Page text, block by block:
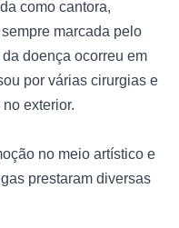
como cantora,
marcada pelo
doença ocorreu em
por várias cirurgias e
exterior.
no meio artístico e
prestaram diversas